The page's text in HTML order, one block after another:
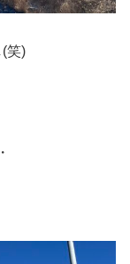
笑)